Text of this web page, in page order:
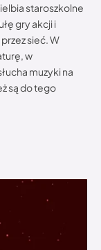
staroszkolne
gry akcji i
sieć. W
w
muzyki na
są do tego